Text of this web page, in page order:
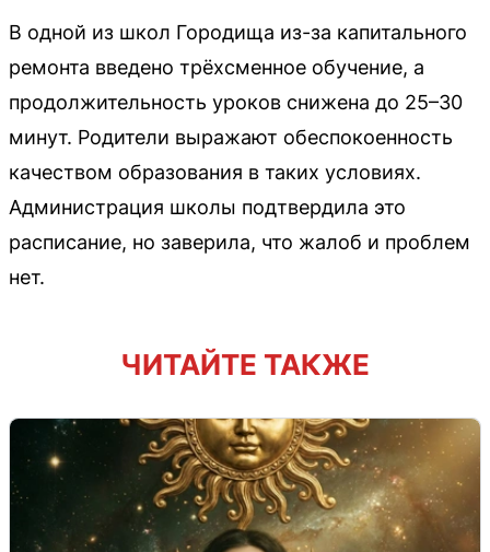
В одной из школ Городища из-за капитального
ремонта введено трёхсменное обучение, а
продолжительность уроков снижена до 25–30
минут. Родители выражают обеспокоенность
качеством образования в таких условиях.
Администрация школы подтвердила это
расписание, но заверила, что жалоб и проблем
нет.
ЧИТАЙТЕ ТАКЖЕ